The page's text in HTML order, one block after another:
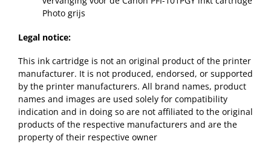
Photo grijs
Legal notice:
This ink cartridge is not an original product of the printer
manufacturer. It is not produced, endorsed, or supported
by the printer manufacturers. All brand names, product
names and images are used solely for compatibility
indication and in doing so are not affiliated to the original
products of the respective manufacturers and are the
property of their respective owner